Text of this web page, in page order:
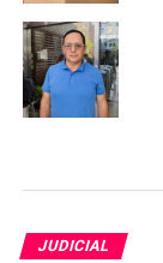
JUDICIAL